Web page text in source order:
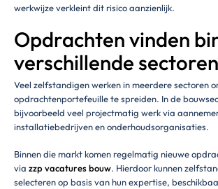
werkwijze verkleint dit risico aanzienlijk.
Opdrachten vinden
verschillende sectoren
Veel zelfstandigen werken in meerdere sectoren
opdrachtenportefeuille te spreiden. In de
bijvoorbeeld veel projectmatig werk via
installatiebedrijven en onderhoudsorganisaties.
Binnen die markt komen regelmatig nieuwe
via zzp vacatures bouw. Hierdoor kunnen
selecteren op basis van hun expertise,